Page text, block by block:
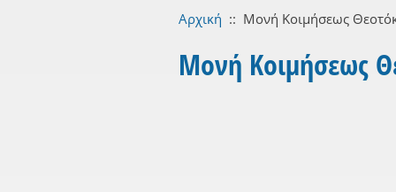
Αρχική :: Μονή Κοιμήσεως
Μονή Κοιμήσεως